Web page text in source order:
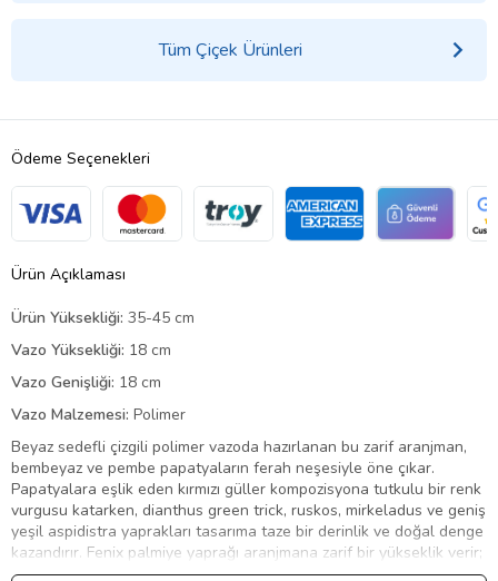
Tüm Çiçek Ürünleri
Ödeme Seçenekleri
Ürün Açıklaması
Ürün Yüksekliği: 35-45 cm
Vazo Yüksekliği: 18 cm
Vazo Genişliği: 18 cm
Vazo Malzemesi: Polimer
Beyaz sedefli çizgili polimer vazoda hazırlanan bu zarif aranjman,
bembeyaz ve pembe papatyaların ferah neşesiyle öne çıkar.
Papatyalara eşlik eden kırmızı güller kompozisyona tutkulu bir renk
vurgusu katarken, dianthus green trick, ruskos, mirkeladus ve geniş
yeşil aspidistra yaprakları tasarıma taze bir derinlik ve doğal denge
kazandırır. Fenix palmiye yaprağı aranjmana zarif bir yükseklik verir;
pembe tonlu solucan otu başakları, tarçın çubukları ve dilimlenmiş